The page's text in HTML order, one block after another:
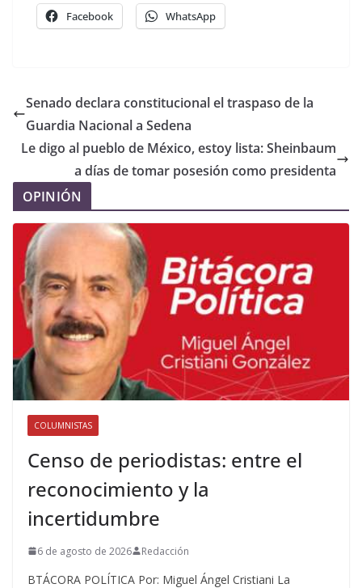
Facebook WhatsApp
Senado declara constitucional el traspaso de la
Guardia Nacional a Sedena
Le digo al pueblo de México, estoy lista: Sheinbaum
a días de tomar posesión como presidenta
OPINIÓN
COLUMNISTAS
Censo de periodistas: entre el
reconocimiento y la
incertidumbre
6 de agosto de 2026 Redacción
BTÁCORA POLÍTICA Por: Miguel Ángel Cristiani La